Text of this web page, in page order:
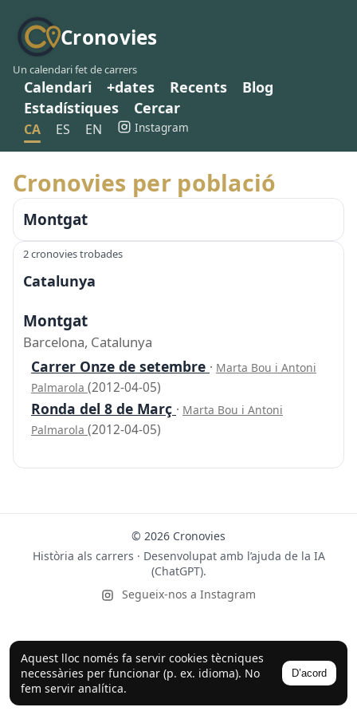
Cronovies
Un calendari fet de carrers
Calendari +dates Recents
Blog
Estadístiques
Cercar
CA ES EN Instagram
Aquest lloc només fa servir cookies tècniques
necessàries per funcionar (p. ex. idioma). No
fem servir analítica.
D’acord
Cronovies per població
Montgat
2 cronovies trobades
Catalunya
Montgat
Barcelona, Catalunya
Carrer Onze de setembre · Marta Bou i Antoni
Palmarola (2012-04-05)
Ronda del 8 de Març · Marta Bou i Antoni
Palmarola (2012-04-05)
© 2026 Cronovies
Història als carrers · Desenvolupat amb l’ajuda de la IA
(ChatGPT).
Segueix-nos a Instagram